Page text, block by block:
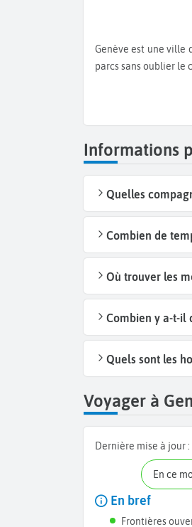
Genève est une ville de culture et d'art avec pas moins de 30 lieux de spectacles, 11 musées et de magnifiques
parcs sans oublier le
Informations
Quelles
Combien de
Où trouver les
Combien y a-t-il
Quels sont les
Voyager à
Dernière mise à jour :
En ce
En bref
Frontières